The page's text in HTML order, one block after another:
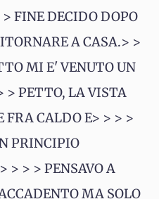
FINE DECIDO DOPO
A CASA.> >
MI E' VENUTO UN
> PETTO, LA VISTA
FRA CALDO E> > > >
PRINCIPIO
> > > PENSAVO A
MA SOLO